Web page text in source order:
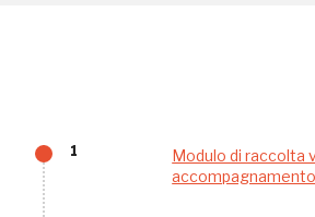
1
Modulo di raccolta
accompagnamento